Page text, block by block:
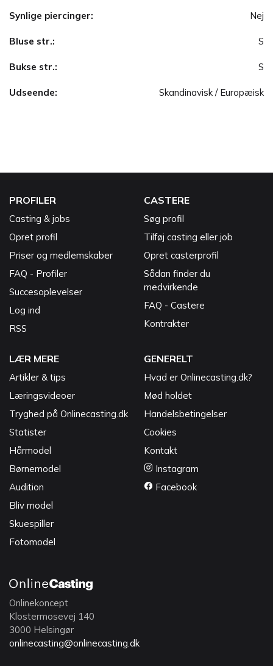
Synlige piercinger: Nej
Bluse str.: S
Bukse str.: S
Udseende: Skandinavisk / Europæisk
PROFILER
Casting & jobs
Opret profil
Priser og medlemskaber
FAQ - Profiler
Succesoplevelser
Log ind
RSS
CASTERE
Søg profil
Tilføj casting eller job
Opret casterprofil
Sådan finder du
medvirkende
FAQ - Castere
Kontrakter
LÆR MERE
Artikler & tips
Læringsvideoer
Tryghed på Onlinecasting.dk
Statister
Hårmodel
Børnemodel
Audition
Bliv model
Skuespiller
Fotomodel
GENERELT
Hvad er Onlinecasting.dk?
Mød holdet
Handelsbetingelser
Cookies
Kontakt
Instagram
Facebook
Onlinekoncept
Klostermosevej 140
3000 Helsingør
onlinecasting@onlinecasting.dk